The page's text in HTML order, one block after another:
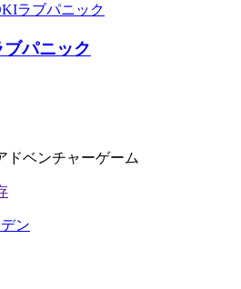
パニック
ドベンチャーゲーム